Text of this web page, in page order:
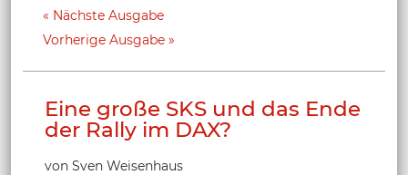
Nächste Ausgabe
Vorherige Ausgabe
Eine große SKS und das Ende
der Rally im DAX?
von Sven Weisenhaus